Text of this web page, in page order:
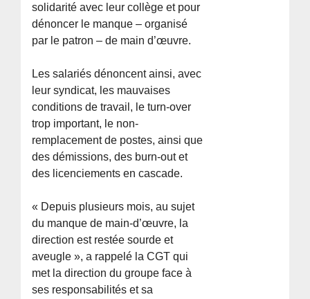
solidarité avec leur collège et pour
dénoncer le manque – organisé
par le patron – de main d’œuvre.
Les salariés dénoncent ainsi, avec
leur syndicat, les mauvaises
conditions de travail, le turn-over
trop important, le non-
remplacement de postes, ainsi que
des démissions, des burn-out et
des licenciements en cascade.
« Depuis plusieurs mois, au sujet
du manque de main-d’œuvre, la
direction est restée sourde et
aveugle », a rappelé la CGT qui
met la direction du groupe face à
ses responsabilités et sa